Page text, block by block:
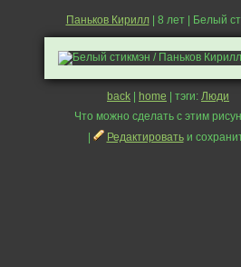
Паньков Кирилл| 8 лет | Белый
back home | тэги: Люди
Что можно сделать с этим
Редактироватьи